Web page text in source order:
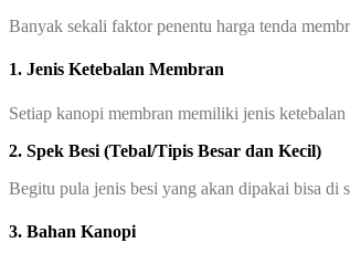
Banyak sekali faktor penentu harga tenda
1. Jenis Ketebalan Membran
Setiap kanopi membran memiliki jenis
2. Spek Besi (Tebal/Tipis Besar dan Kecil)
Begitu pula jenis besi yang akan dipakai bisa di
3. Bahan Kanopi